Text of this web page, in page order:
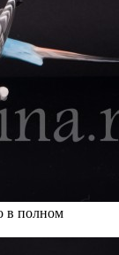
в полном